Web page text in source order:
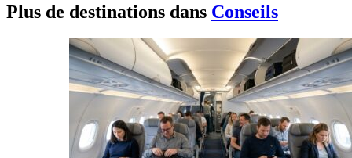
Plus de destinations dans Conseils